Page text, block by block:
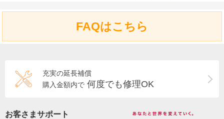
FAQはこちら
充実の延長補償
購入金額内で 何度でも修理OK
お客さまサポート